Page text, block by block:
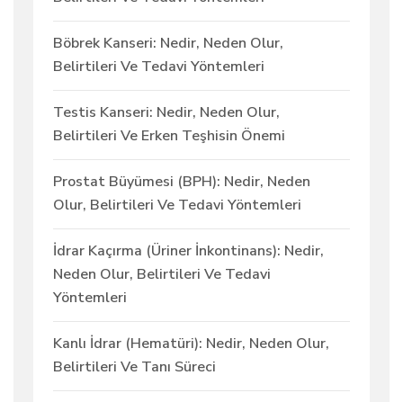
Böbrek Kanseri: Nedir, Neden Olur,
Belirtileri Ve Tedavi Yöntemleri
Testis Kanseri: Nedir, Neden Olur,
Belirtileri Ve Erken Teşhisin Önemi
Prostat Büyümesi (BPH): Nedir, Neden
Olur, Belirtileri Ve Tedavi Yöntemleri
İdrar Kaçırma (Üriner İnkontinans): Nedir,
Neden Olur, Belirtileri Ve Tedavi
Yöntemleri
Kanlı İdrar (Hematüri): Nedir, Neden Olur,
Belirtileri Ve Tanı Süreci